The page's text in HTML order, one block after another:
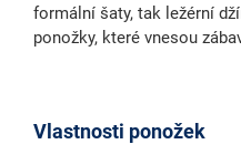
formální šaty, tak ležérní
ponožky, které vnesou
Vlastnosti ponožek